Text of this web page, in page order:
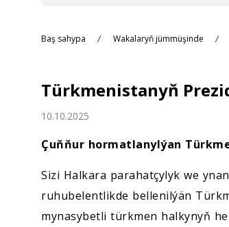
Hyzmatdaşlyk
Ykdysadyýet
Jemgyýet
Medeniýet
Baş sahypa Wakalaryň jümmüşinde
Türkmenistanyň
10.10.2025
Çuňňur hormatlanylýan
Sizi Halkara parahatçylyk we
ruhubelentlikde bellenilýän
mynasybetli türkmen halkynyň